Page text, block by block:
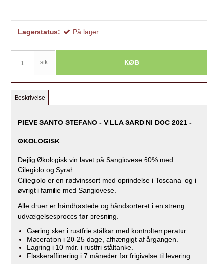
Lagerstatus: På lager
stk. KØB
Beskrivelse
PIEVE SANTO STEFANO - VILLA SARDINI DOC 2021 -
ØKOLOGISK
Dejlig Økologisk vin lavet på Sangiovese 60% med
Cilegiolo og Syrah.
Ciliegiolo eren rødvinssort med oprindelse i Toscana, og i
øvrigt i familie med Sangiovese.
Alle druer er håndhøstede og håndsorteret i en streng
udvælgelsesproces før presning.
Gæring sker i rustfrie stålkar med kontroltemperatur.
Maceration i 20-25 dage, afhængigt af årgangen.
Lagring i 10 mdr. i rustfri ståltanke.
Flaskeraffinering i 7 måneder før frigivelse til levering.